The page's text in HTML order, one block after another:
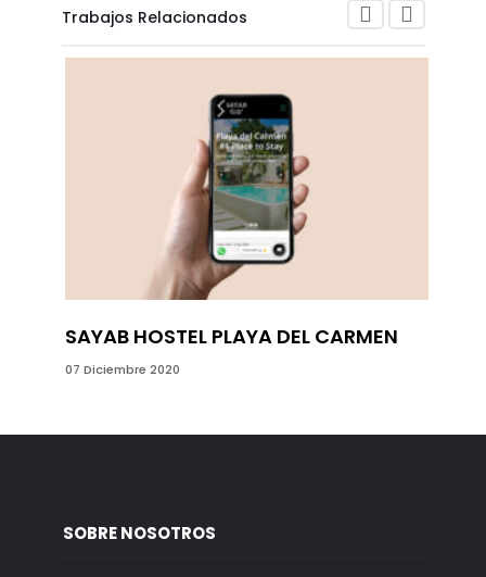
Trabajos Relacionados
SAYAB HOSTEL PLAYA DEL CARMEN
07 Diciembre 2020
SOBRE NOSOTROS